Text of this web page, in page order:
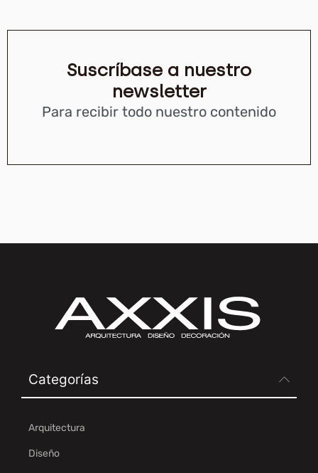
Suscríbase a nuestro
newsletter
Para recibir todo nuestro contenido
Categorías
Arquitectura
Diseño